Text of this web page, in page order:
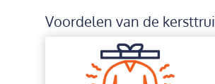
Voordelen van de kersttrui